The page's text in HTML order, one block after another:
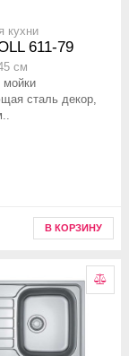
кухни
611-79
см
мойки
сталь декор,
В КОРЗИНУ